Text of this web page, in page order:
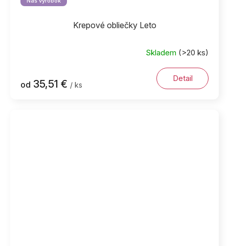
Krepové obliečky Leto
Skladem (>20 ks)
od 35,51 € / ks
Detail